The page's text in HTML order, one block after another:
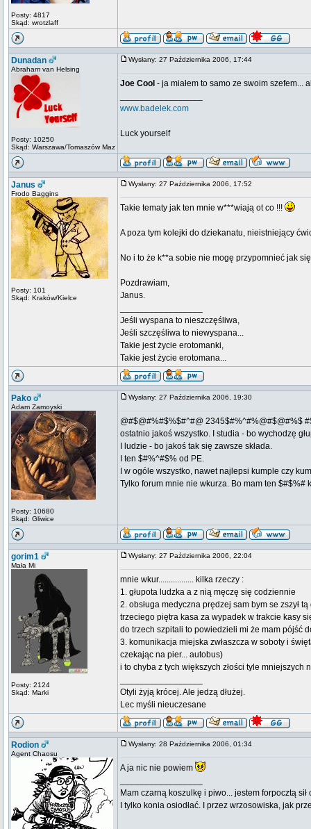
Posty: 4817
Skąd: wrotzlaff
Dunadan
Abraham van Helsing
Posty: 10250
Skąd: Warszawa/Tomaszów Maz
Wysłany: 27 Października 2006, 17:44
Joe Cool - ja miałem to samo ze swoim szefem...
www.badelek.com
Luck yourself
Janus
Frodo Baggins
Posty: 101
Skąd: Kraków/Kielce
Wysłany: 27 Października 2006, 17:52
Takie tematy jak ten mnie w***wiają ot co !!!
A poza tym kolejki do dziekanatu, nieistniejący
No i to że k**a sobie nie mogę przypomnieć jak
Pozdrawiam,
Janus.
Jeśli wyspana to nieszczęśliwa,
Jeśli szczęśliwa to niewyspana...
Takie jest życie erotomanki,
Takie jest życie erotomana...
Pako
Adam Zamoyski
Posty: 10680
Skąd: Gliwice
Wysłany: 27 Października 2006, 19:30
@#$@#%#$%$#^#@ 2345$#%^#%@#$@#%$
ostatnio jakoś wszystko. I studia - bo wychodzę
I ludzie - bo jakoś tak się zawsze składa.
I ten $#%^#$% od PE.
I w ogóle wszystko, nawet najlepsi kumple czy
Tylko forum mnie nie wkurza. Bo mam ten $#$%#
gorim1
Mała Mi
Posty: 2124
Skąd: Marki
Wysłany: 27 Października 2006, 22:04
mnie wkur................. kilka rzeczy :
1. głupota ludzka a z nią męczę się codziennie
2. obsługa medyczna prędzej sam bym se zszył
trzeciego piętra kasa za wypadek w trakcie kasy
do trzech szpitali to powiedzieli mi że mam pójść
3. komunikacja miejska zwłaszcza w soboty i
czekając na pier... autobus)
i to chyba z tych większych złości tyle mniejszych
Otyli żyją krócej. Ale jedzą dłużej.
Lec myśli nieuczesane
Rodion
Agent Chaosu
Wysłany: 28 Października 2006, 01:34
A ja nic nie powiem
Mam czarną koszulkę i piwo... jestem forpocztą sił
I tylko konia osiodłać. I przez wrzosowiska, jak